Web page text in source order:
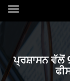
Toggle
navigation
ਪ੍ਰਸ਼ਾਸਨ ਵੱਲੋਂ